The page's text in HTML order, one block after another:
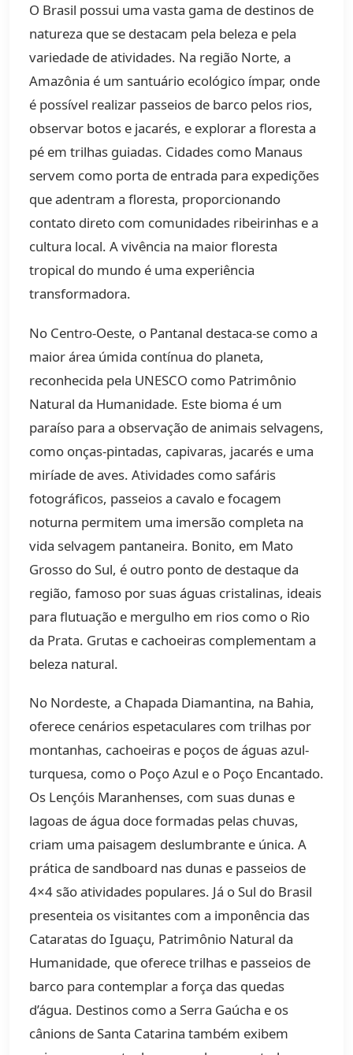
O Brasil possui uma vasta gama de destinos de
natureza que se destacam pela beleza e pela
variedade de atividades. Na região Norte, a
Amazônia é um santuário ecológico ímpar, onde
é possível realizar passeios de barco pelos rios,
observar botos e jacarés, e explorar a floresta a
pé em trilhas guiadas. Cidades como Manaus
servem como porta de entrada para expedições
que adentram a floresta, proporcionando
contato direto com comunidades ribeirinhas e a
cultura local. A vivência na maior floresta
tropical do mundo é uma experiência
transformadora.
No Centro-Oeste, o Pantanal destaca-se como a
maior área úmida contínua do planeta,
reconhecida pela UNESCO como Patrimônio
Natural da Humanidade. Este bioma é um
paraíso para a observação de animais selvagens,
como onças-pintadas, capivaras, jacarés e uma
miríade de aves. Atividades como safáris
fotográficos, passeios a cavalo e focagem
noturna permitem uma imersão completa na
vida selvagem pantaneira. Bonito, em Mato
Grosso do Sul, é outro ponto de destaque da
região, famoso por suas águas cristalinas, ideais
para flutuação e mergulho em rios como o Rio
da Prata. Grutas e cachoeiras complementam a
beleza natural.
No Nordeste, a Chapada Diamantina, na Bahia,
oferece cenários espetaculares com trilhas por
montanhas, cachoeiras e poços de águas azul-
turquesa, como o Poço Azul e o Poço Encantado.
Os Lençóis Maranhenses, com suas dunas e
lagoas de água doce formadas pelas chuvas,
criam uma paisagem deslumbrante e única. A
prática de sandboard nas dunas e passeios de
4×4 são atividades populares. Já o Sul do Brasil
presenteia os visitantes com a imponência das
Cataratas do Iguaçu, Patrimônio Natural da
Humanidade, que oferece trilhas e passeios de
barco para contemplar a força das quedas
d’água. Destinos como a Serra Gaúcha e os
cânions de Santa Catarina também exibem